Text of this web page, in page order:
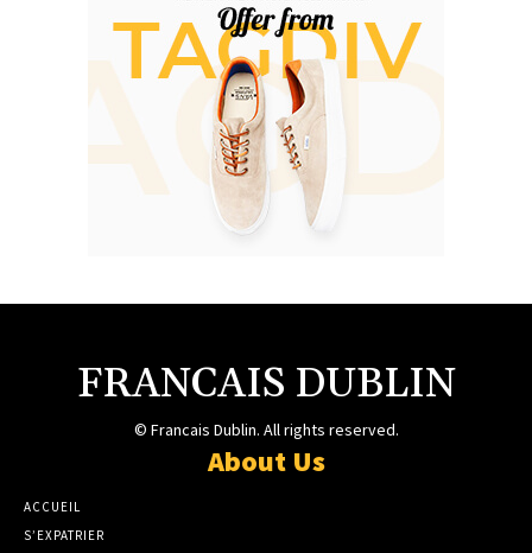
FRANCAIS DUBLIN
© Francais Dublin. All rights reserved.
About Us
ACCUEIL
S’EXPATRIER